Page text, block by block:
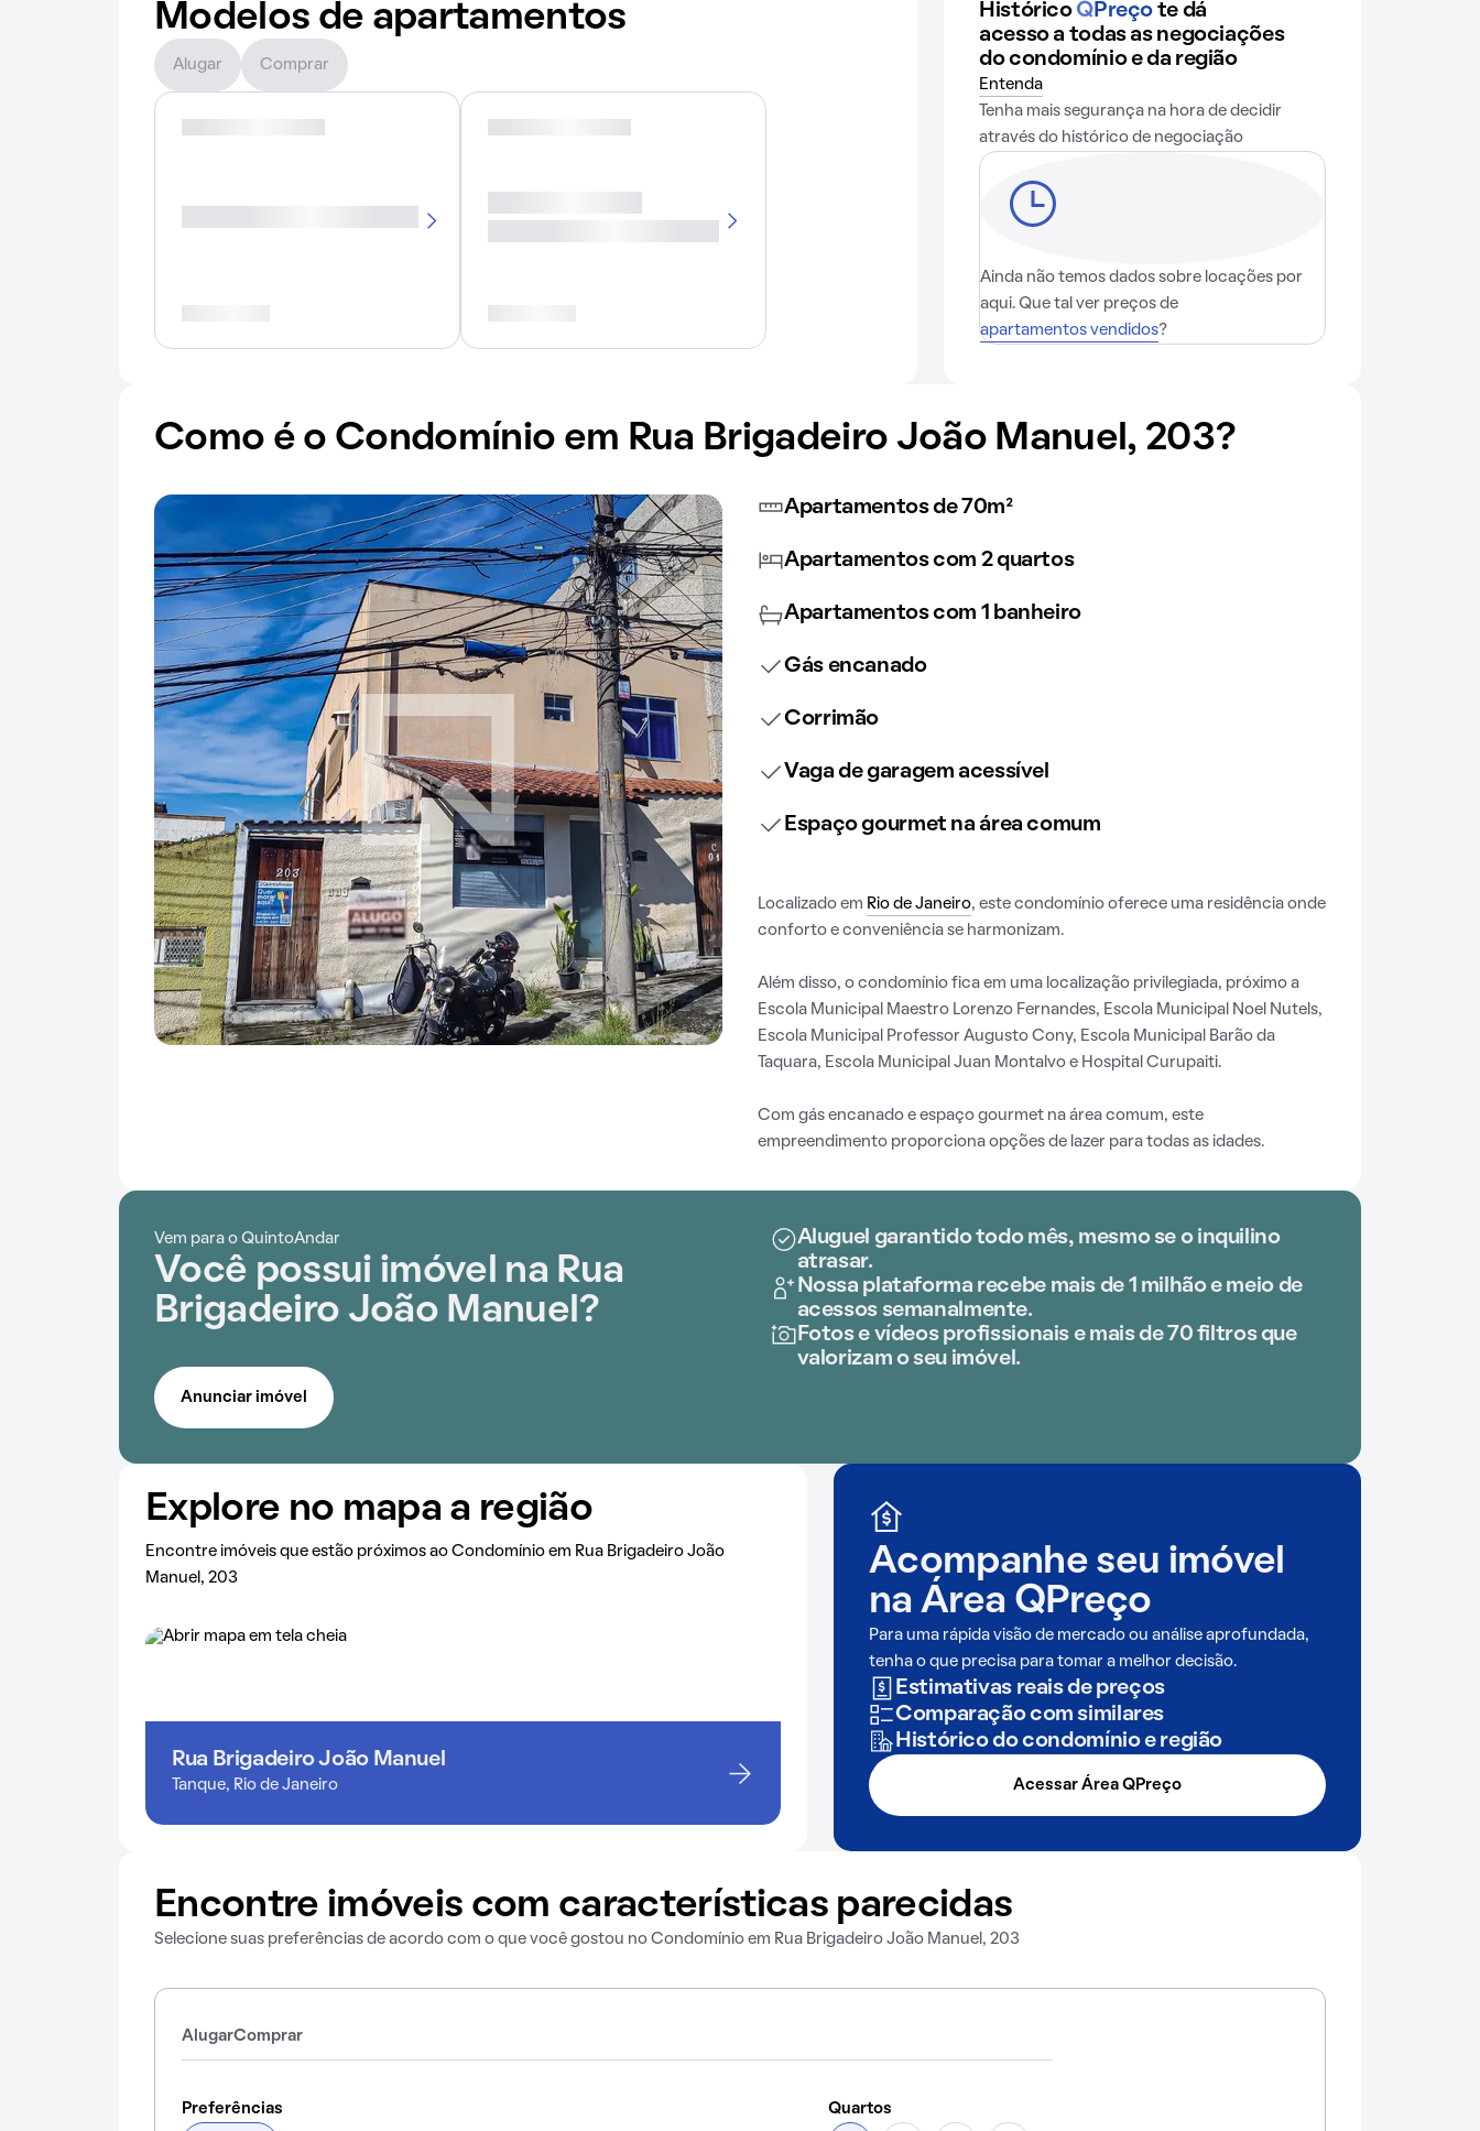
Modelos de apartamentos
Alugar Comprar
Histórico QPreço te dá
acesso a todas as negociações
do condomínio e da região
Entenda
Tenha mais segurança na hora de decidir
através do histórico de negociação
Ainda não temos dados sobre locações por
aqui. Que tal ver preços de
apartamentos vendidos?
Como é o Condomínio em Rua Brigadeiro João Manuel, 203?
Apartamentos de 70m²
Apartamentos com 2 quartos
Apartamentos com 1 banheiro
Gás encanado
Corrimão
Vaga de garagem acessível
Espaço gourmet na área comum
Localizado em Rio de Janeiro, este condomínio oferece uma residência onde
conforto e conveniência se harmonizam.
Além disso, o condomínio fica em uma localização privilegiada, próximo a
Escola Municipal Maestro Lorenzo Fernandes, Escola Municipal Noel Nutels,
Escola Municipal Professor Augusto Cony, Escola Municipal Barão da
Taquara, Escola Municipal Juan Montalvo e Hospital Curupaiti.
Com gás encanado e espaço gourmet na área comum, este
empreendimento proporciona opções de lazer para todas as idades.
Vem para o QuintoAndar
Você possui imóvel na Rua
Brigadeiro João Manuel?
Aluguel garantido todo mês, mesmo se o inquilino
atrasar.
Nossa plataforma recebe mais de 1 milhão e meio de
acessos semanalmente.
Fotos e vídeos profissionais e mais de 70 filtros que
valorizam o seu imóvel.
Anunciar imóvel
Explore no mapa a região
Encontre imóveis que estão próximos ao Condomínio em Rua Brigadeiro João
Manuel, 203
Rua Brigadeiro João Manuel
Tanque, Rio de Janeiro
Acompanhe seu imóvel
naÁrea QPreço
Para uma rápida visão de mercado ou análise aprofundada,
tenha o que precisa para tomar a melhor decisão.
Estimativas reais de preços
Comparação com similares
Histórico do condomínio e região
Acessar Área QPreço
Encontre imóveis com características parecidas
Selecione suas preferências de acordo com o que você gostou no Condomínio em Rua Brigadeiro João Manuel, 203
AlugarComprar
Preferências Quartos